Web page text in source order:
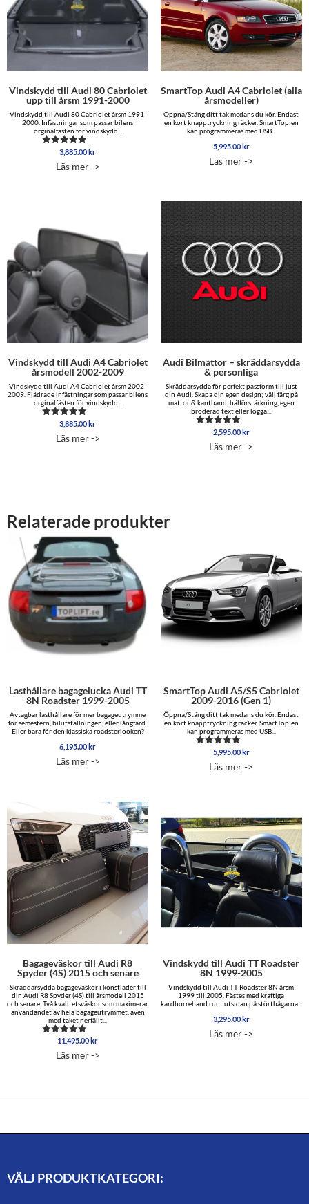
Vindskydd till Audi 80 Cabriolet
upp till årsm 1991-2000
Vindskydd till Audi 80 Cabriolet årsm 1991-
2000. Infästningar som passar bilens
orginalfästen för vindskydd...
Betygsatt
av 5
3,885.00kr
Läs mer ->
SmartTop Audi A4 Cabriolet (alla
årsmodeller)
Öppna/Stäng ditt tak medans du kör. Endast
en kort knapptryckning räcker. SmartTop:en
kan programmeras med USB...
5,995.00kr
Läs mer ->
Vindskydd till Audi A4 Cabriolet
årsmodell 2002-2009
Vindskydd till Audi A4 Cabriolet årsm 2002-
2009. Fjädrade infästningar som passar bilens
orginalfästen för vindskydd...
Betygsatt
av 5
3,885.00kr
Läs mer ->
Audi Bilmattor – skräddarsydda
& personliga
Skräddarsydda för perfekt passform till just
din Audi. Skapa din egen design; välj färg på
mattor & kantband, hälförstärkning, egen
broderad text eller logga...
Betygsatt
av 5
2,595.00kr
Läs mer ->
Relaterade produkter
Lasthållare bagagelucka Audi TT
8N Roadster 1999-2005
Avtagbar lasthållare för mer bagageutrymme
för semestern, bilutställningen, eller långfärd.
Eller bara för den klassiska roadsterlooken?
6,195.00 kr
Läs mer ->
SmartTop Audi A5/S5 Cabriolet
2009-2016 (Gen 1)
Öppna/Stäng ditt tak medans du kör. Endast
en kort knapptryckning räcker. SmartTop:en
kan programmeras med USB...
Betygsatt
av 5
5,995.00 kr
Läs mer ->
Bagageväskor till Audi R8
Spyder (4S) 2015 och senare
Skräddarsydda bagageväskor i konstläder till
din Audi R8 Spyder (4S) till årsmodell 2015
och senare. Två kvalitetsväskor som maximerar
användandet av hela bagageutrymmet, även
med taket nerfällt...
Betygsatt
av 5
11,495.00 kr
Läs mer ->
Vindskydd till Audi TT Roadster
8N 1999-2005
Vindskydd till Audi TT Roadster 8N årsm
1999 till 2005. Fästes med kraftiga
kardborreband runt utsidan på störtbågarna...
3,295.00kr
Läs mer ->
VÄLJ PRODUKTKATEGORI: